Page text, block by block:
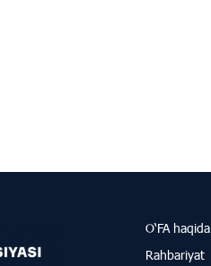
O‘FA haqida
Rahbariyat